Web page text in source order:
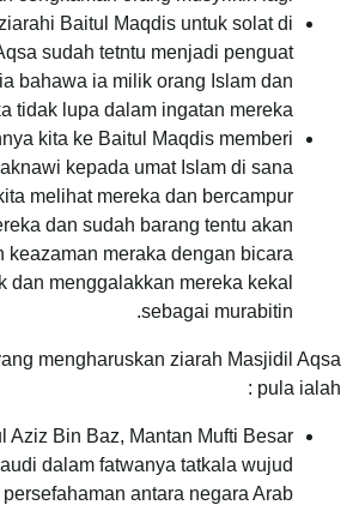
Baitul Maqdis untuk solat di
sudah tetntu menjadi penguat
bahawa ia milik orang Islam dan
tidak lupa dalam ingatan mereka.
kita ke Baitul Maqdis memberi
kepada umat Islam di sana
melihat mereka dan bercampur
dan sudah barang tentu akan
keazaman meraka dengan bicara
dan menggalakkan mereka kekal
sebagai murabitin.
mengharuskan ziarah Masjidil Aqsa
pula ialah :
Aziz Bin Baz, Mantan Mufti Besar
dalam fatwanya tatkala wujud
antara negara Arab